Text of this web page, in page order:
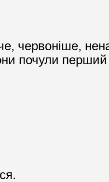
червоніше,
почули перший